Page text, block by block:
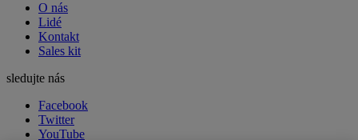
O nás
Lidé
Kontakt
Sales kit
sledujte nás
Facebook
Twitter
YouTube